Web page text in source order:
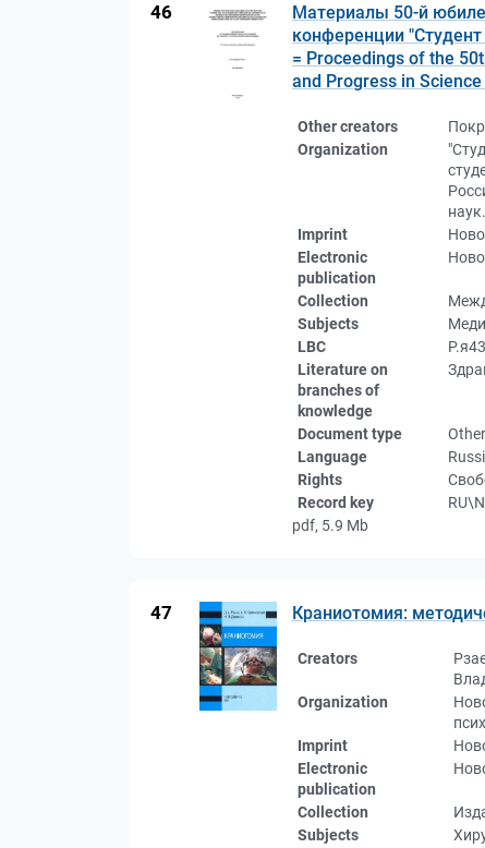
46
Материалы 50-й
конференции "Студент
= Proceedings of the
and Progress in
Other creators
Organization
Imprint
Electronic
publication
Collection
Subjects
LBC
Literature on
branches of
knowledge
Document type
Other
Language
Rights
Record key
pdf, 5.9 Mb
47 Краниотомия:
Creators
Organization
Imprint
Electronic
publication
Collection
Subjects